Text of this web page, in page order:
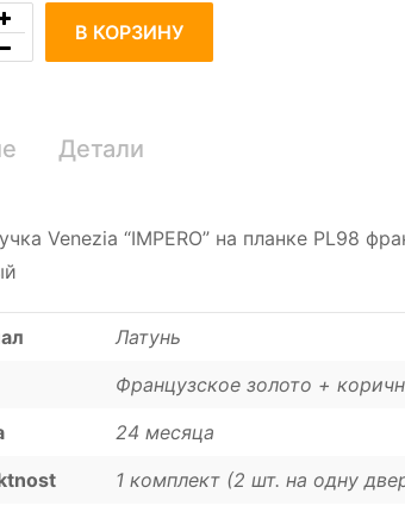
В КОРЗИНУ
Детали
Venezia “IMPERO” на планке PL98
Латунь
Французское золото +
24 месяца
1 комплект (2 шт. на одну